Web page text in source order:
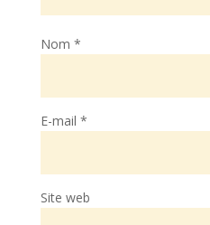
Nom *
E-mail *
Site web